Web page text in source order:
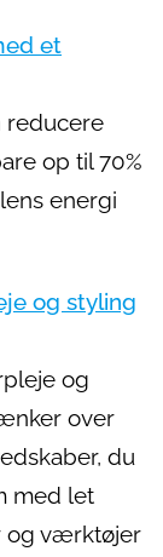
et
reducere
op til 70%
energi
og styling
og
over
du
med let
og værktøjer